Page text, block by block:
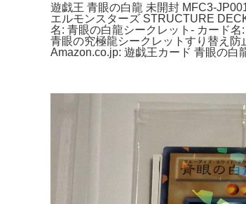
遊戯王 青眼の白龍 未開封 MFC3-
エルモンスターズ STRUCTURE
名: 青眼の白龍シークレット- カード
青眼の究極龍シークレットすり替え防
Amazon.co.jp: 遊戯王カード 青眼の